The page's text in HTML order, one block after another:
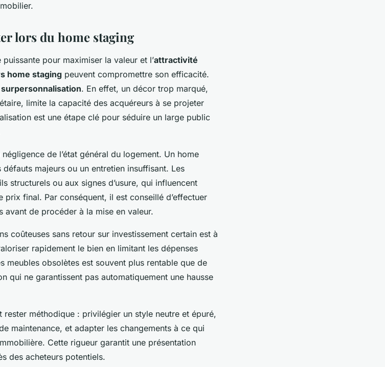
lors du home staging
puissante pour maximiser la valeur et l’attractivité
home staging peuvent compromettre son efficacité.
surpersonnalisation. En effet, un décor trop marqué,
limite la capacité des acquéreurs à se projeter
est une étape clé pour séduire un large public
de l’état général du logement. Un home
majeurs ou un entretien insuffisant. Les
structurels ou aux signes d’usure, qui influencent
prix final. Par conséquent, il est conseillé d’effectuer
avant de procéder à la mise en valeur.
coûteuses sans retour sur investissement certain est à
rapidement le bien en limitant les dépenses
meubles obsolètes est souvent plus rentable que de
qui ne garantissent pas automatiquement une hausse
méthodique : privilégier un style neutre et épuré,
maintenance, et adapter les changements à ce qui
Cette rigueur garantit une présentation
des acheteurs potentiels.